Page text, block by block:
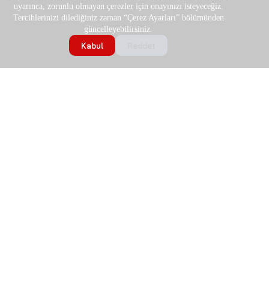
uyarınca, zorunlu olmayan çerezler için onayınızı isteyeceğiz.
Tercihlerinizi dilediğiniz zaman “Çerez Ayarları” bölümünden
güncelleyebilirsiniz.
Kabul